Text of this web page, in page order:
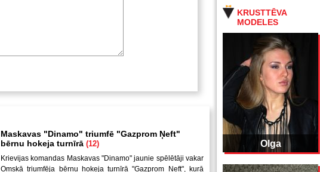
KRUSTTĒVA
MODELES
Olga
Maskavas "Dinamo" triumfē "Gazprom Ņeft"
bērnu hokeja turnīrā (12)
Krievijas komandas Maskavas "Dinamo" jaunie spēlētāji vakar
Omskā triumfēja bērnu hokeja turnīrā "Gazprom Ņeft", kurā